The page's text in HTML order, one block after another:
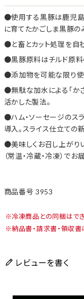
使用する黒豚は鹿児
に育てたかごしま黒豚の
と畜とカット処理を自
黒豚原料はチルド原料
添加物を可能な限り使
無駄な加水による「か
活かした製法。
ハム・ソーセージのス
導入。スライス仕立ての
美味しくお召し上がり
（常温・冷蔵・冷凍）でお
商品番号 3953
冷凍商品との同梱はでき
納品書・請求書・領収書
レビューを書く